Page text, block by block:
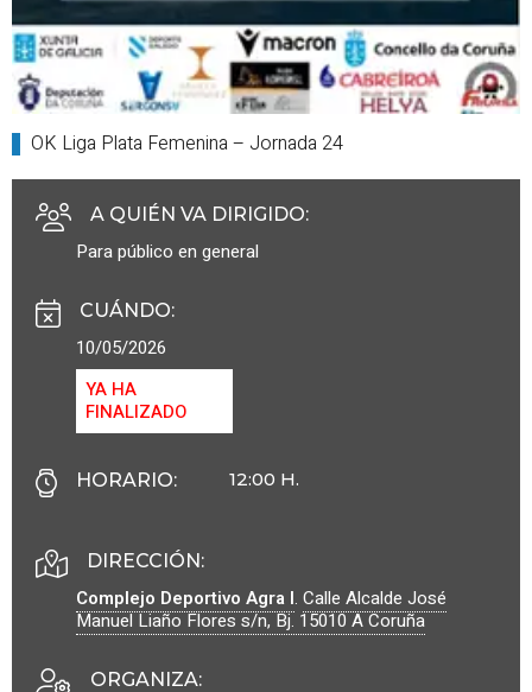
OK Liga Plata Femenina – Jornada 24
A QUIÉN VA DIRIGIDO:
Para público en general
CUÁNDO:
10/05/2026
YA HA
FINALIZADO
HORARIO: 12:00 H.
DIRECCIÓN:
Complejo Deportivo Agra I. Calle Alcalde José
Manuel Liaño Flores s/n, Bj. 15010A Coruña
ORGANIZA: